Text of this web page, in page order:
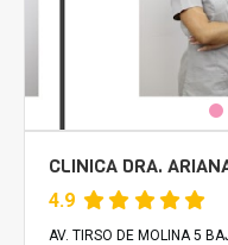
CLINICA DRA.
4.9
AV. TIRSO DE MOLINA 5